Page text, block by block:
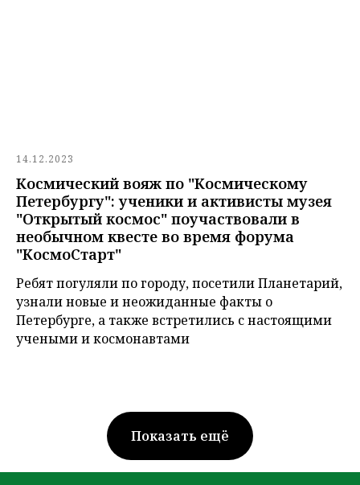
14.12.2023
Космический вояж по "Космическому
Петербургу": ученики и активисты музея
"Открытый космос" поучаствовали в
необычном квесте во время форума
"КосмоСтарт"
Ребят погуляли по городу, посетили Планетарий,
узнали новые и неожиданные факты о
Петербурге, а также встретились с настоящими
учеными и космонавтами
Показать ещё